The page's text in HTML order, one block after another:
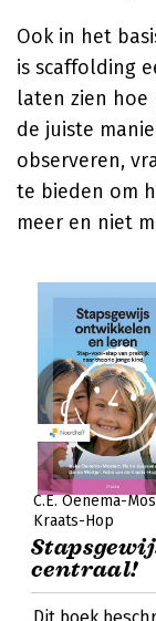
Ook in het
is scaffolding
laten zien hoe
de juiste
observeren,
te bieden om
meer en niet
C.E. Oenema-
Kraats-Hop
centraal!